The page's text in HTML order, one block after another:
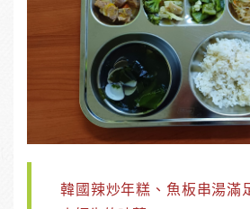
韓國辣炒年糕、魚板串湯滿